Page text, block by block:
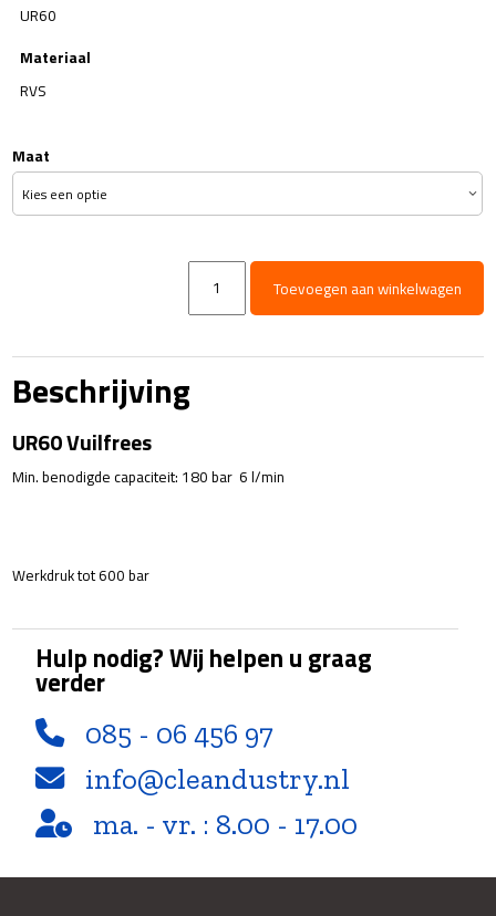
UR60
Materiaal
RVS
Maat
Vuilfrees
RVS
600
Toevoegen aan winkelwagen
Beschrijving
UR60 Vuilfrees
Min. benodigde capaciteit: 180 bar 6 l/min
Werkdruk tot 600 bar
Hulp nodig? Wij helpen u graag
verder
085 - 06 456 97
info@cleandustry.nl
ma. - vr. : 8.00 - 17.00